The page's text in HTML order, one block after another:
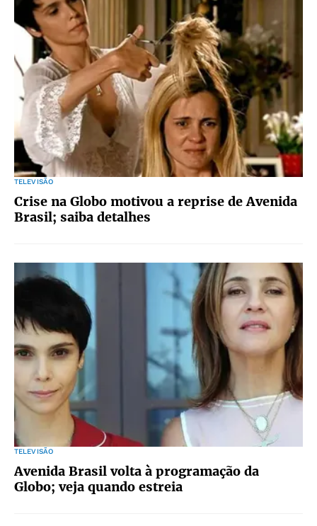
TELEVISÃO
Crise na Globo motivou a reprise de Avenida
Brasil; saiba detalhes
TELEVISÃO
Avenida Brasil volta à programação da
Globo; veja quando estreia